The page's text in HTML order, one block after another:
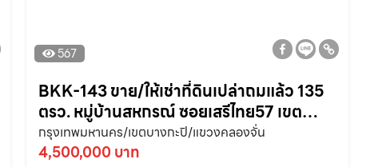
567
BKK-143 ขาย/ให้เช่าที่ดินเปล่าถมแล้ว 135
ตรว. หมู่บ้านสหกรณ์ ซอยเสรีไทย57 เขต
บางกะปิ ใกล้เดอะมอลล์บางกะปิ 8 กม.
กรุงเทพมหานคร
กรุงเทพมหานคร/เขตบางกะปิ/แขวงคลองจั่น
4,500,000 บาท